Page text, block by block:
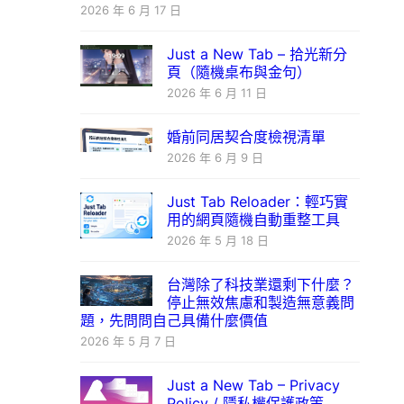
2026 年 6 月 17 日
Just a New Tab – 拾光新分
頁（隨機桌布與金句）
2026 年 6 月 11 日
婚前同居契合度檢視清單
2026 年 6 月 9 日
Just Tab Reloader：輕巧實
用的網頁隨機自動重整工具
2026 年 5 月 18 日
台灣除了科技業還剩下什麼？
停止無效焦慮和製造無意義問
題，先問問自己具備什麼價值
2026 年 5 月 7 日
Just a New Tab – Privacy